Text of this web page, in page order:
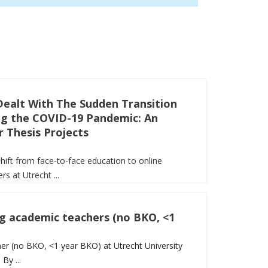
With The Sudden Transition
the COVID-19 Pandemic: An
Thesis Projects
from face-to-face education to online
at Utrecht ...
teachers (no BKO, <1
(no BKO, <1 year BKO) at Utrecht University
...